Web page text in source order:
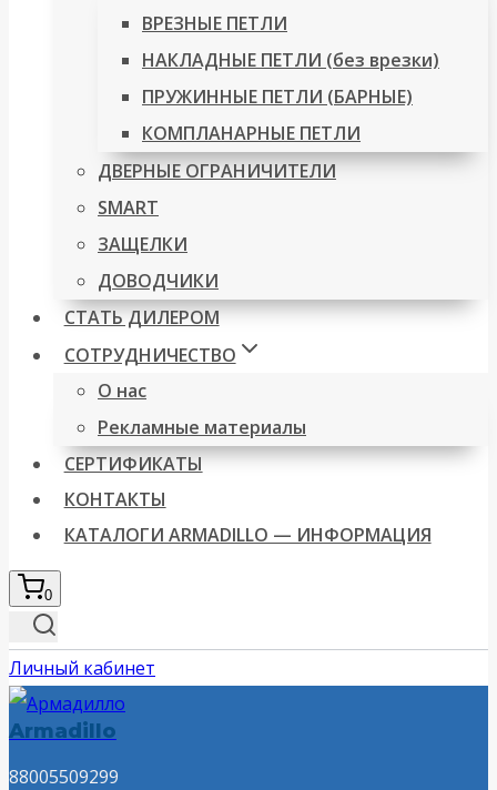
ВРЕЗНЫЕ ПЕТЛИ
НАКЛАДНЫЕ ПЕТЛИ (без врезки)
ПРУЖИННЫЕ ПЕТЛИ (БАРНЫЕ)
КОМПЛАНАРНЫЕ ПЕТЛИ
ДВЕРНЫЕ ОГРАНИЧИТЕЛИ
SMART
ЗАЩЕЛКИ
ДОВОДЧИКИ
СТАТЬ ДИЛЕРОМ
СОТРУДНИЧЕСТВО
О нас
Рекламные материалы
СЕРТИФИКАТЫ
КОНТАКТЫ
КАТАЛОГИ ARMADILLO — ИНФОРМАЦИЯ
0
Личный кабинет
Armadillo
88005509299